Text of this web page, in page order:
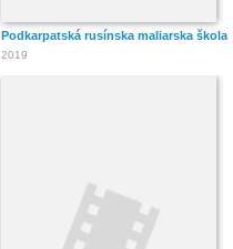
Podkarpatská rusínska maliarska škola
2019